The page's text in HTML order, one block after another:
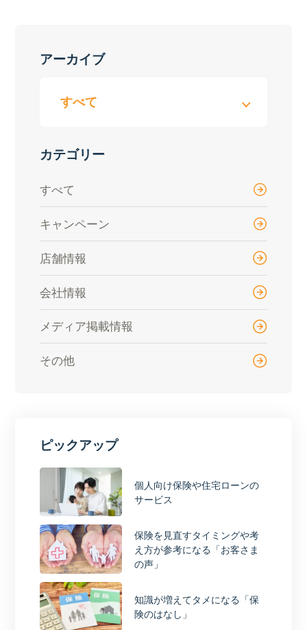
アーカイブ
カテゴリー
すべて
キャンペーン
店舗情報
会社情報
メディア掲載情報
その他
ピックアップ
個人向け保険や住宅ローンの
サービス
保険を見直すタイミングや考
え方が参考になる「お客さま
の声」
知識が増えてタメになる「保
険のはなし」